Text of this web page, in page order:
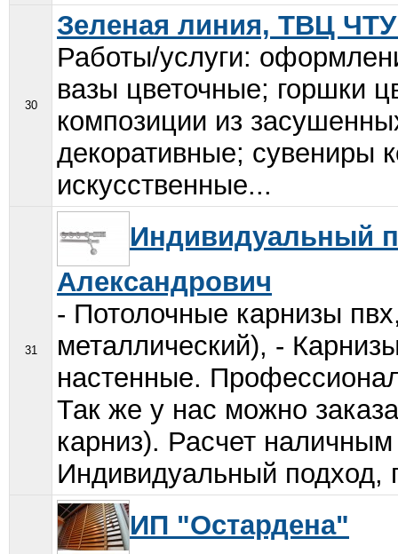
30
Зеленая линия, ТВЦ
Работы/услуги:
вазы цветочные; горшки
композиции из
декоративные; сувениры
искусственные...
31
Индивидуальный
Александрович
- Потолочные карнизы
металлический), -
настенные.
Так же у нас можно
карниз). Расчет
Индивидуальный подход,
ИП "Остардена"